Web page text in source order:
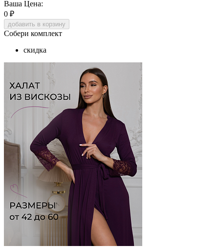
Ваша Цена:
0 ₽
добавить в корзину
Собери комплект
скидка